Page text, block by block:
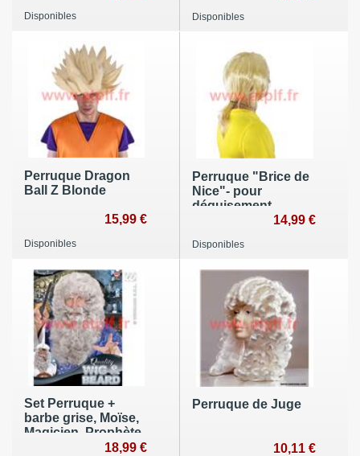
Disponibles Disponibles
Perruque Dragon
Ball Z Blonde
15,99 €
Disponibles
Perruque "Brice de
Nice"- pour
déguisement
14,99 €
Disponibles
Set Perruque +
barbe grise, Moïse,
Magicien, Prophète,
Marin,loup de mer
18,99 €
Perruque de Juge
10,11 €